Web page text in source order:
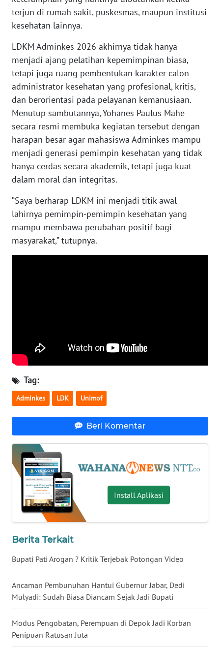
terjun di rumah sakit, puskesmas, maupun institusi
kesehatan lainnya.
LDKM Adminkes 2026 akhirnya tidak hanya
menjadi ajang pelatihan kepemimpinan biasa,
tetapi juga ruang pembentukan karakter calon
administrator kesehatan yang profesional, kritis,
dan berorientasi pada pelayanan kemanusiaan.
Menutup sambutannya, Yohanes Paulus Mahe
secara resmi membuka kegiatan tersebut dengan
harapan besar agar mahasiswa Adminkes mampu
menjadi generasi pemimpin kesehatan yang tidak
hanya cerdas secara akademik, tetapi juga kuat
dalam moral dan integritas.
“Saya berharap LDKM ini menjadi titik awal
lahirnya pemimpin-pemimpin kesehatan yang
mampu membawa perubahan positif bagi
masyarakat,” tutupnya.
Tag:
Adminkes LDK Unimof
Beri Komentar
Install Aplikasi
Berita Terkait
Bupati Pati Arogan ? Kritik Terjebak Potongan Video
Ancaman Pembunuhan Hantui Gubernur Jabar, Dedi
Mulyadi: Sudah Biasa Diancam Sejak Jadi Bupati
Modus Pengobatan, Perempuan di Depok Jadi Korban
Penipuan Ratusan Juta
WN
WN
MALUKU
WN
DAIRI
WN
DANAU
WN
NIAS
TANJUNG
LESUNG
WN
KARO
WN
WN
LABUHANBATU
WN
TAPANULI
TENGAH
WN DELI
TEBING
TINGGI
WN
PAKPAK